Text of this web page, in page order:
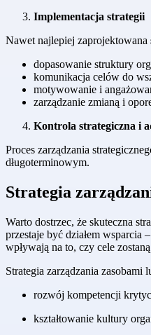
Implementacja strategii
Nawet najlepiej zaprojektowana
dopasowanie struktury
komunikacja celów do
motywowanie i
zarządzanie zmianą i
Kontrola strategiczna i
Proces zarządzania
długoterminowym.
Strategia
Warto dostrzec, że skuteczna
przestaje być działem wsparcia
wpływają na to, czy cele
Strategia zarządzania
rozwój kompetencji
kształtowanie kultury